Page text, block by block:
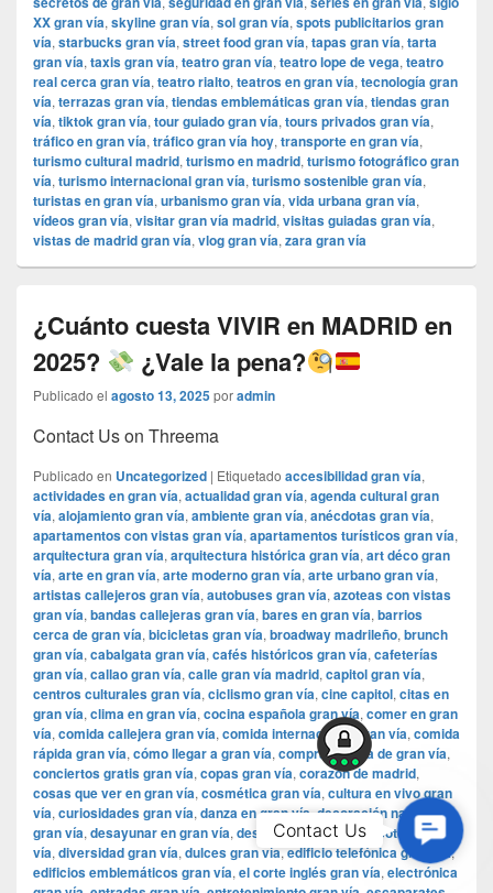
XX gran vía, skyline gran vía, sol gran vía, spots publicitarios gran
vía, starbucks gran vía, street food gran vía, tapas gran vía, tarta
gran vía, taxis gran vía, teatro gran vía, teatro lope de vega, teatro
real cerca gran vía, teatro rialto, teatros en gran vía, tecnología gran
vía, terrazas gran vía, tiendas emblemáticas gran vía, tiendas gran
vía, tiktok gran vía, tour guiado gran vía, tours privados gran vía,
tráfico en gran vía, tráfico gran vía hoy, transporte en gran vía,
turismo cultural madrid, turismo en madrid, turismo fotográfico gran
vía, turismo internacional gran vía, turismo sostenible gran vía,
turistas en gran vía, urbanismo gran vía, vida urbana gran vía,
vídeos gran vía, visitar gran vía madrid, visitas guiadas gran vía,
vistas de madrid gran vía, vlog gran vía, zara gran vía
¿Cuánto cuesta VIVIR en MADRID en
2025?
¿Vale la pena?
Publicado el agosto 13, 2025poradmin
Contact Us on Threema
Publicado en Uncategorized | Etiquetado accesibilidad gran vía,
actividades en gran vía, actualidad gran vía, agenda cultural gran
vía, alojamiento gran vía, ambiente gran vía, anécdotas gran vía,
apartamentos con vistas gran vía, apartamentos turísticos gran vía,
arquitectura gran vía, arquitectura histórica gran vía, art déco gran
vía, arte en gran vía, arte moderno gran vía, arte urbano gran vía,
artistas callejeros gran vía, autobuses gran vía, azoteas con vistas
gran vía, bandas callejeras gran vía, bares en gran vía, barrios
cerca de gran vía, bicicletas gran vía, broadway madrileño, brunch
gran vía, cabalgata gran vía, cafés históricos gran vía, cafeterías
gran vía, callao gran vía, calle gran vía madrid, capitol gran vía,
centros culturales gran vía, ciclismo gran vía, cine capitol, citas en
gran vía, clima en gran vía, cocina española gran vía, comer en gran
vía, comida callejera gran vía, comida internacional gran vía, comida
rápida gran vía, cómo llegar a gran vía, compras cerca de gran vía,
conciertos gratis gran vía, copas gran vía, corazón de madrid,
cosas que ver en gran vía, cosmética gran vía, cultura en vivo gran
vía, curiosidades gran vía, danza en gran vía decoración navideña
gran vía, desayunar en gran vía, desayuno gran vía,discotecas gran
vía, diversidad gran vía, dulces gran vía, edificio telefónica gran vía,
edificios emblemáticos gran vía, el corte inglés gran vía, electrónica
Us
Contact Us